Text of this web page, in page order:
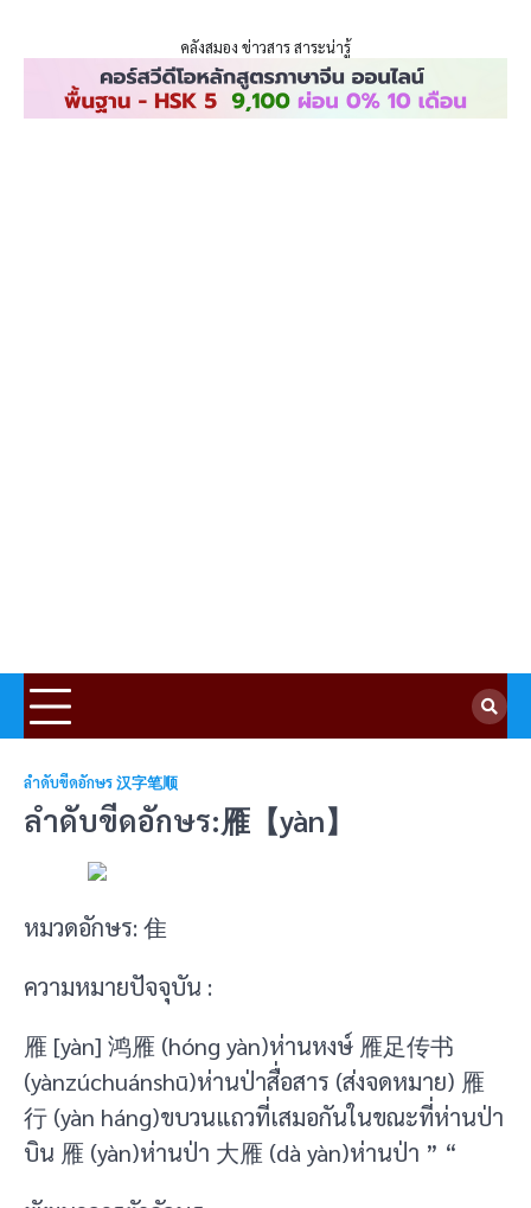
คลังสมอง ข่าวสาร สาระน่ารู้
ลำดับขีดอักษร 汉字笔顺
ลำดับขีดอักษร:雁【yàn】
หมวดอักษร: 隹
ความหมายปัจจุบัน :
雁 [yàn] 鸿雁 (hóng yàn)ห่านหงษ์ 雁足传书
(yànzúchuánshū)ห่านป่าสื่อสาร (ส่งจดหมาย) 雁
行 (yàn háng)ขบวนแถวที่เสมอกันในขณะที่ห่านป่า
บิน 雁 (yàn)ห่านป่า 大雁 (dà yàn)ห่านป่า ” “